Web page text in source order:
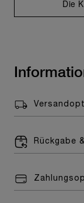
Die
Rückgabe